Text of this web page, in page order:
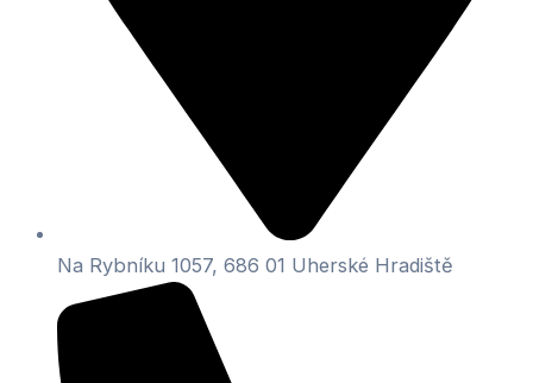
Na Rybníku 1057, 686 01 Uherské Hradiště